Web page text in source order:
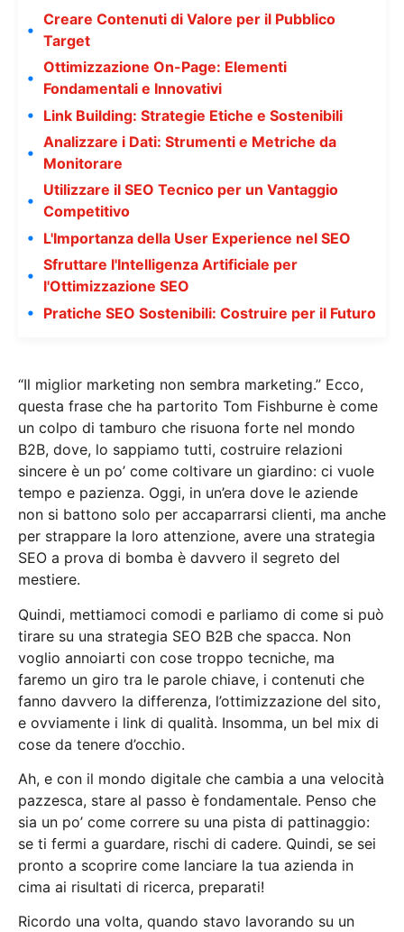
Creare Contenuti di Valore per il Pubblico
Target
Ottimizzazione On-Page: Elementi
Fondamentali e Innovativi
Link Building: Strategie Etiche e Sostenibili
Analizzare i Dati: Strumenti e Metriche da
Monitorare
Utilizzare il SEO Tecnico per un Vantaggio
Competitivo
L'Importanza della User Experience nel SEO
Sfruttare l'Intelligenza Artificiale per
l'Ottimizzazione SEO
Pratiche SEO Sostenibili: Costruire per il Futuro
“Il miglior marketing non sembra marketing.” Ecco,
questa frase che ha partorito Tom Fishburne è come
un colpo di tamburo che risuona forte nel mondo
B2B, dove, lo sappiamo tutti, costruire relazioni
sincere è un po’ come coltivare un giardino: ci vuole
tempo e pazienza. Oggi, in un’era dove le aziende
non si battono solo per accaparrarsi clienti, ma anche
per strappare la loro attenzione, avere una strategia
SEO a prova di bomba è davvero il segreto del
mestiere.
Quindi, mettiamoci comodi e parliamo di come si può
tirare su una strategia SEO B2B che spacca. Non
voglio annoiarti con cose troppo tecniche, ma
faremo un giro tra le parole chiave, i contenuti che
fanno davvero la differenza, l’ottimizzazione del sito,
e ovviamente i link di qualità. Insomma, un bel mix di
cose da tenere d’occhio.
Ah, e con il mondo digitale che cambia a una velocità
pazzesca, stare al passo è fondamentale. Penso che
sia un po’ come correre su una pista di pattinaggio:
se ti fermi a guardare, rischi di cadere. Quindi, se sei
pronto a scoprire come lanciare la tua azienda in
cima ai risultati di ricerca, preparati!
Ricordo una volta, quando stavo lavorando su un